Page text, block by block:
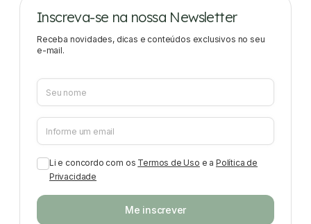
Inscreva-se na nossa Newsletter
Receba novidades, dicas e conteúdos exclusivos no seu
e-mail.
Li e concordo com os Termos de Uso e a Política de
Privacidade
Me inscrever